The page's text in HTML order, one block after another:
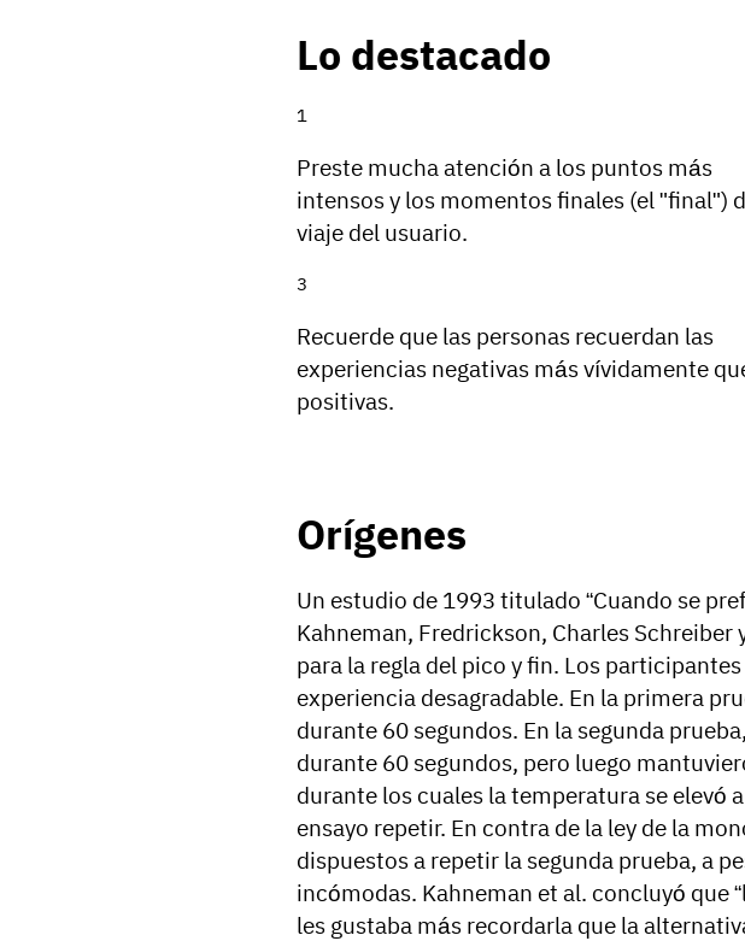
Lo destacado
Preste mucha atención a los puntos más
intensos y los momentos finales (el "final")
viaje del usuario.
Recuerde que las personas recuerdan las
experiencias negativas más vívidamente
positivas.
Orígenes
Un estudio de 1993 titulado “Cuando se
Kahneman, Fredrickson, Charles
para la regla del pico y fin. Los
experiencia desagradable. En la primera
durante 60 segundos. En la segunda
durante 60 segundos, pero luego
durante los cuales la temperatura se elevó
ensayo repetir. En contra de la ley de la
dispuestos a repetir la segunda prueba, a
incómodas. Kahneman et al. concluyó que
les gustaba más recordarla que la